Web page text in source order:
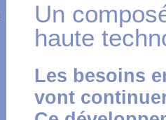
Un
haute
Les besoins
vont